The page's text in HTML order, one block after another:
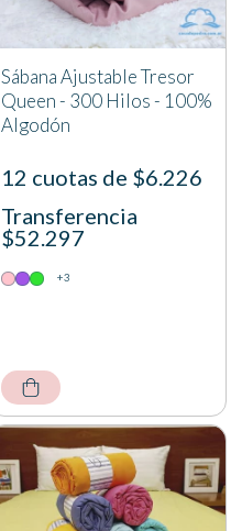
Sábana Ajustable Tresor
Queen - 300 Hilos - 100%
Algodón
12 cuotas de $6.226
Transferencia
$52.297
+3